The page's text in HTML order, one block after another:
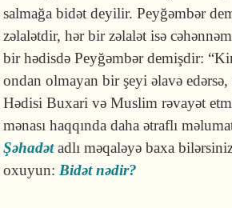
salmağa bidət deyilir. Peyğəmbər
zəlalətdir, hər bir zəlalət isə
bir hədisdə Peyğəmbər demişdir:
ondan olmayan bir şeyi əlavə
Hədisi Buxari və Muslim rəvayət
mənası haqqında daha ətraflı
Şəhadətadlı məqaləyə baxa
oxuyun: Bidət nədir?